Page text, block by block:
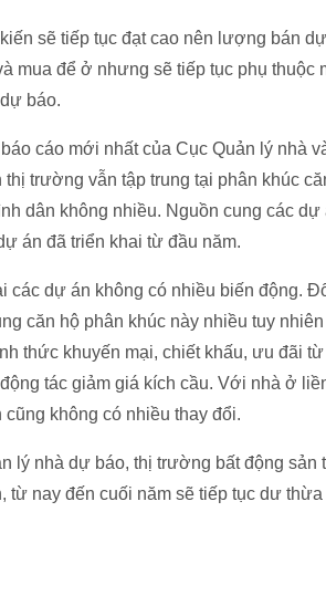
sẽ tiếp tục đạt cao nên lượng bán
mua để ở nhưng sẽ tiếp tục phụ thuộc
báo.
cáo mới nhất của Cục Quản lý nhà
thị trường vẫn tập trung tại phân khúc
dân không nhiều. Nguồn cung các
án đã triển khai từ đầu năm.
các dự án không có nhiều biến động.
căn hộ phân khúc này nhiều tuy
thức khuyến mại, chiết khấu, ưu đãi
tác giảm giá kích cầu. Với nhà ở
cũng không có nhiều thay đổi.
lý nhà dự báo, thị trường bất động
từ nay đến cuối năm sẽ tiếp tục dư